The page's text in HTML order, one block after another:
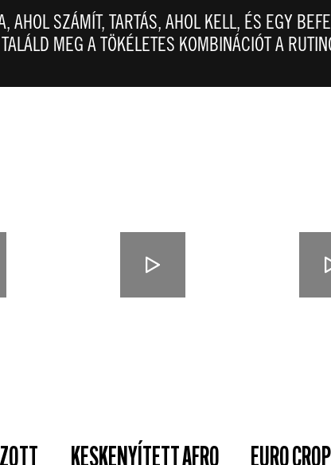
AHOL SZÁMÍT, TARTÁS, AHOL KELL, ÉS EGY
MEG A TÖKÉLETES KOMBINÁCIÓT A